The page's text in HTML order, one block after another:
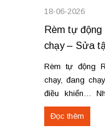
18-06-2026
Rèm tự động
chạy – Sửa
Rèm tự động
chạy, đang
điều khiển…
chữa rèm tự
rèm trên thị
Đọc thêm